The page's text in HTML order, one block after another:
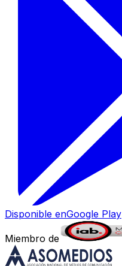
Disponible enGoogle Play
Miembro de